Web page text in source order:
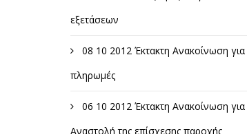
εξετάσεων
08 10 2012 Έκτακτη Ανακοίνωση για
πληρωμές
06 10 2012 Έκτακτη Ανακοίνωση για
Αναστολή της επίσχεσης παροχής